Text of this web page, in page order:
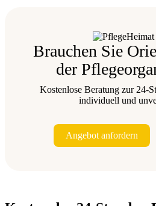
Brauchen Sie
der
Kostenlose Beratung zur 24-
individuell und
Angebot anfordern